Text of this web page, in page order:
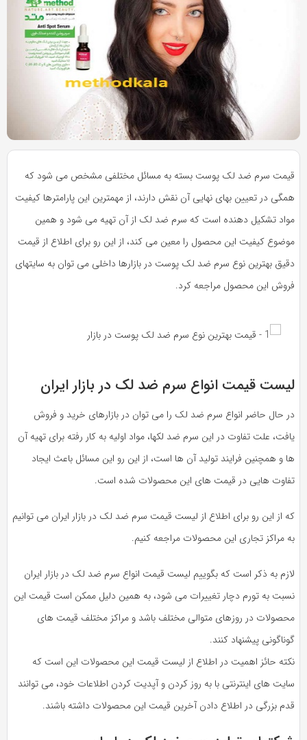
قیمت سرم ضد لک پوست بسته به مسائل مختلفی مشخص می شود که
همگی در تعیین بهای نهایی آن نقش دارند، از مهمترین این پارامترها کیفیت
مواد تشکیل دهنده است که سرم ضد لک از آن تهیه می شود و همین
موضوع کیفیت این محصول را معین می کند، از این رو برای اطلاع از قیمت
دقیق بهترین نوع سرم ضد لک پوست در بازارها داخلی می توان به سایتهای
فروش این محصول مراجعه کرد.
لیست قیمت انواع سرم ضد لک در بازار ایران
در حال حاضر انواع سرم ضد لک را می توان در بازارهای خرید و فروش
یافت، علت تفاوت در این سرم ضد لکها، مواد اولیه به کار رفته برای تهیه آن
ها و همچنین فرایند تولید آن ها است، از این رو این مسائل باعث ایجاد
تفاوت هایی در قیمت های این محصولات شده است.
که از این رو برای اطلاع از لیست قیمت سرم ضد لک در بازار ایران می توانیم
به مراکز تجاری این محصولات مراجعه کنیم.
لازم به ذکر است که بگوییم لیست قیمت انواع سرم ضد لک در بازار ایران
نسبت به تورم دچار تغییرات می شود، به همین دلیل ممکن است قیمت این
محصولات در روزهای متوالی مختلف باشد و مراکز مختلف قیمت های
گوناگونی پیشنهاد کنند.
نکته حائز اهمیت در اطلاع از لیست قیمت این محصولات این است که
سایت های اینترنتی با به روز کردن و آپدیت کردن اطلاعات خود، می توانند
قدم بزرگی در اطلاع دادن آخرین قیمت این محصولات داشته باشند.